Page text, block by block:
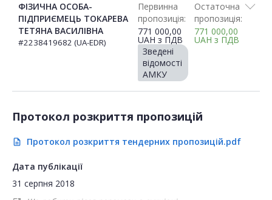
ФІЗИЧНА ОСОБА-
ПІДПРИЄМЕЦЬ ТОКАРЕВА
ТЕТЯНА ВАСИЛІВНА
#2238419682 (UA-EDR)
Первинна
пропозиція:
771 000,00
UAH з ПДВ
Зведені
відомості
АМКУ
Остаточна
пропозиція:
771 000,00
UAH з ПДВ
Протокол розкриття пропозицій
description Протокол розкриття тендерних пропозицій.pdf
Дата публікації
31 серпня 2018